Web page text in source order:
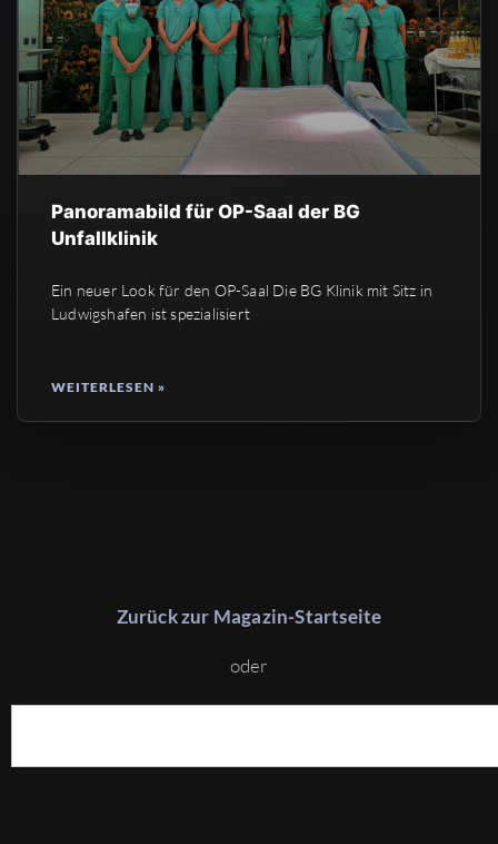
Panoramabild für OP-Saal der BG
Unfallklinik
Ein neuer Look für den OP-Saal Die BG Klinik mit Sitz in
Ludwigshafen ist spezialisiert
WEITERLESEN »
Zurück zur Magazin-Startseite
oder